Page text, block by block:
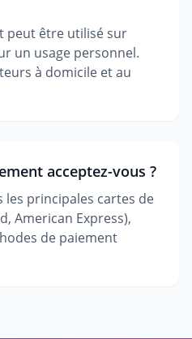
peut être utilisé sur
un usage personnel.
à domicile et au
acceptez-vous ?
principales cartes de
American Express),
de paiement